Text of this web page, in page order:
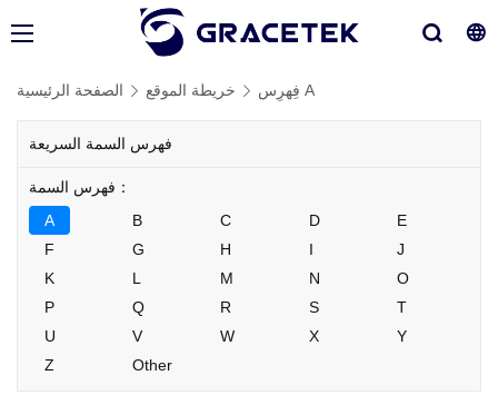
الصفحة الرئيسية خريطة الموقع فِهرِس A
فهرس السمة السريعة
فهرس السمة：
A
B C D
E
F
G H I
J
K
L M N
O
P
Q R S
T
U
V W X
Y
Z
Other